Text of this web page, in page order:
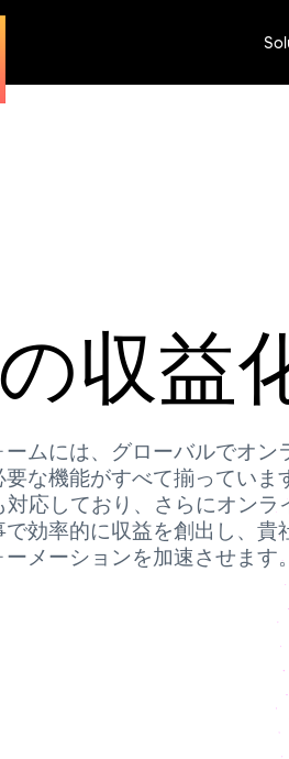
収益
ムには、グローバルでオン
な機能がすべて揃っていま
対応しており、さらにオンラ
効率的に収益を創出し、貴
メーションを加速させます。